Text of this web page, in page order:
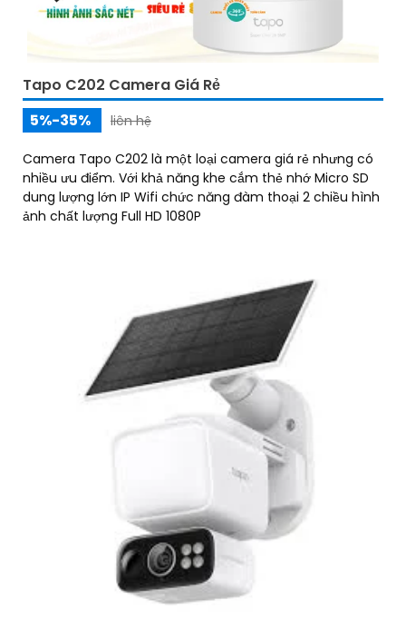
Tapo C202 Camera Giá Rẻ
5%-35%
liên hệ
Camera Tapo C202 là một loại camera giá rẻ nhưng có
nhiều ưu điểm. Với khả năng khe cắm thẻ nhớ Micro SD
dung lượng lớn IP Wifi chức năng đàm thoại 2 chiều hình
ảnh chất lượng Full HD 1080P